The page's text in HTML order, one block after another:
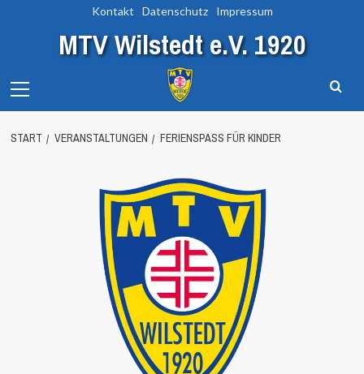
Kontakt Datenschutz Impressum
MTV Wilstedt e.V. 1920
Menu
START VERANSTALTUNGEN FERIENSPASS FÜR KINDER